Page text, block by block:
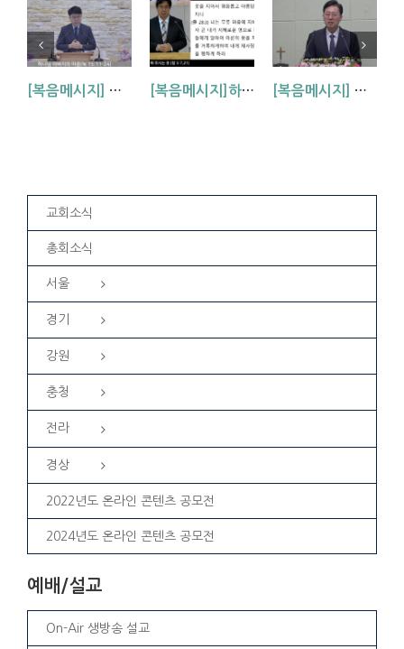
[복음메시지] 하나님 아버지의 마음 (눅15:11~24) [복음메시지]하나님이 입혀주시는 옷 (창 3:7,21) [복음메시지] 엘리야 때(사도시대)처럼 (왕하 2:1-14)
교회소식
총회소식
서울
경기
강원
충청
전라
경상
2022년도 온라인 콘텐츠 공모전
2024년도 온라인 콘텐츠 공모전
예배/설교
On-Air 생방송 설교